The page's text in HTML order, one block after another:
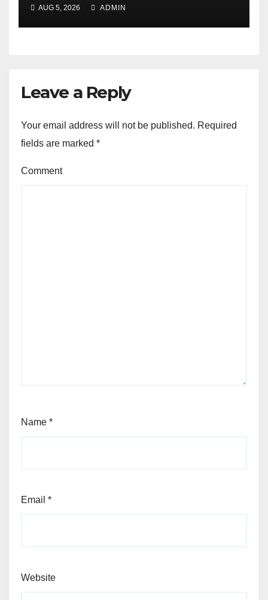
AUG 5, 2026 ADMIN
Leave a Reply
Your email address will not be published. Required
fields are marked *
Comment
Name *
Email *
Website